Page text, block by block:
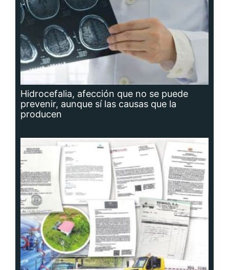
Hidrocefalia, afección que no se puede
prevenir, aunque sí las causas que la
producen